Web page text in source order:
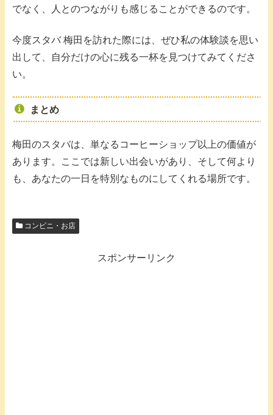
でなく、人とのつながりも感じることができるのです。
今度スタバ 梅田を訪れた際には、ぜひ私の体験談を思い
出して、自分だけの心に残る一杯を見つけてみてくださ
い。
まとめ
梅田のスタバは、単なるコーヒーショップ以上の価値が
あります。ここでは新しい出会いがあり、そして何より
も、あなたの一日を特別なものにしてくれる場所です。
コンビニ・お店
スポンサーリンク